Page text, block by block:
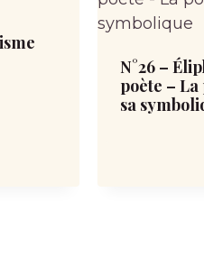
N°26 –
poète – La
sa